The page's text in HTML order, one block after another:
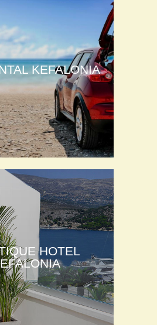
KEFALONIA
HOTEL